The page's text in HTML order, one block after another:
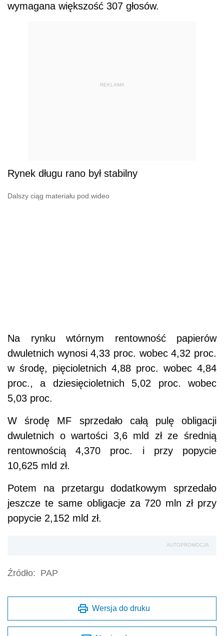
wymagana większość 307 głosów.
REKLAMA
Rynek długu rano był stabilny
Dalszy ciąg materiału pod wideo
Na rynku wtórnym rentowność papierów
dwuletnich wynosi 4,33 proc. wobec 4,32 proc.
w środę, pięcioletnich 4,88 proc. wobec 4,84
proc., a dziesięcioletnich 5,02 proc. wobec
5,03 proc.
W środę MF sprzedało całą pulę obligacji
dwuletnich o wartości 3,6 mld zł ze średnią
rentownością 4,370 proc. i przy popycie
10,625 mld zł.
Potem na przetargu dodatkowym sprzedało
jeszcze te same obligacje za 720 mln zł przy
popycie 2,152 mld zł.
AUTOPROMOCJA
Źródło: PAP
Wersja do druku